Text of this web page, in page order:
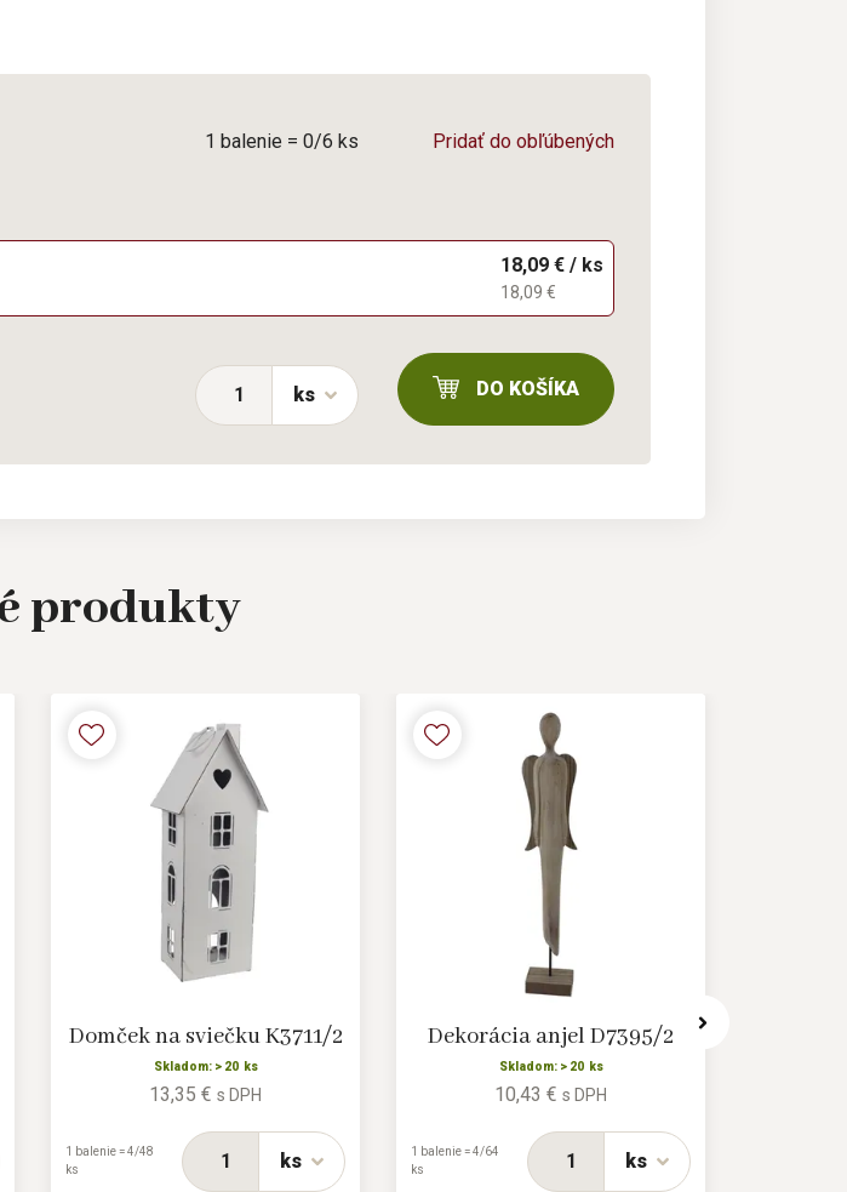
1 balenie = 0/6 ks Pridať do obľúbených
18,09 € / ks
18,09 €
ks DO KOŠÍKA
produkty
Domček na sviečku K3711/2
Skladom: > 20 ks
13,35 € s DPH
ks
1 balenie = 4/48
ks
Dekorácia anjel D7395/2
Skladom: > 20 ks
10,43 € s DPH
ks
1 balenie = 4/64
ks